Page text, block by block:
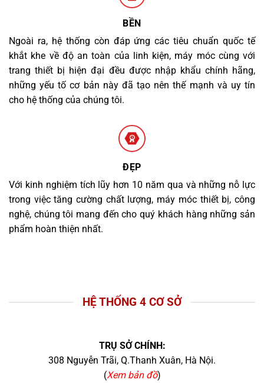
BỀN
Ngoài ra, hệ thống còn đáp ứng các tiêu chuẩn quốc tế
khắt khe về độ an toàn của linh kiện, máy móc cùng với
trang thiết bị hiện đại đều được nhập khẩu chính hãng,
những yếu tố cơ bản này đã tạo nên thế mạnh và uy tín
cho hệ thống của chúng tôi.
ĐẸP
Với kinh nghiệm tích lũy hơn 10 năm qua và những nỗ lực
trong việc tăng cường chất lượng, máy móc thiết bị, công
nghệ, chúng tôi mang đến cho quý khách hàng những sản
phẩm hoàn thiện nhất.
HỆ THỐNG 4 CƠ SỞ
TRỤ SỞ CHÍNH:
308 Nguyễn Trãi, Q.Thanh Xuân, Hà Nội.
(Xem bản đồ)